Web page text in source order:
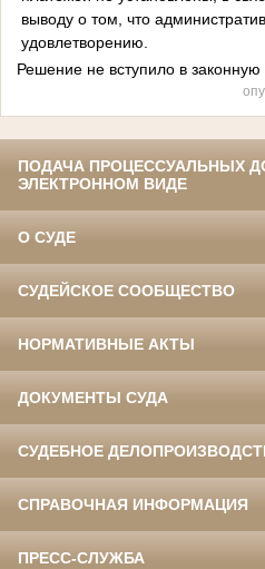
выводу о том, что
удовлетворению.
Решение не вступило в законную
ПОДАЧА ПРОЦЕССУАЛЬНЫХ
ЭЛЕКТРОННОМ ВИДЕ
О СУДЕ
СУДЕЙСКОЕ СООБЩЕСТВО
НОРМАТИВНЫЕ АКТЫ
ДОКУМЕНТЫ СУДА
СУДЕБНОЕ
СПРАВОЧНАЯ ИНФОРМАЦИЯ
ПРЕСС-СЛУЖБА